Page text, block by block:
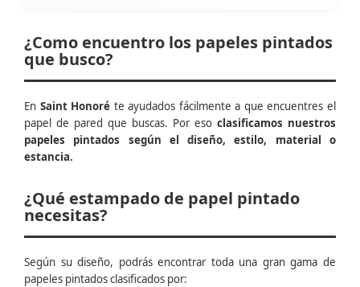
¿Como encuentro los papeles pintados
que busco?
En Saint Honoré te ayudados fácilmente a que encuentres el
papel de pared que buscas. Por eso clasificamos nuestros
papeles pintados según el diseño, estilo, material o
estancia.
¿Qué estampado de papel pintado
necesitas?
Según su diseño, podrás encontrar toda una gran gama de
papeles pintados clasificados por: